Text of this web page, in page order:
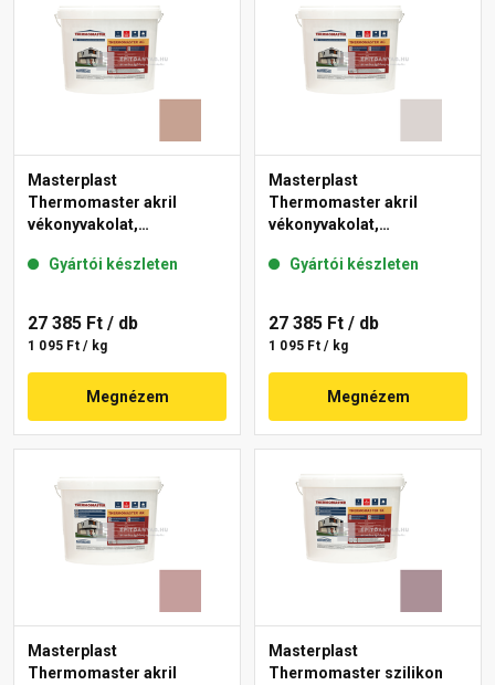
Masterplast
Thermomaster akril
vékonyvakolat,
13-C 25 kg
Gyártói készleten
27 385 Ft / db
1 095 Ft / kg
Megnézem
Masterplast
Thermomaster akril
vékonyvakolat,
49-E 25 kg
Gyártói készleten
27 385 Ft / db
1 095 Ft / kg
Megnézem
Masterplast
Thermomaster akril
Masterplast
Thermomaster szilikon